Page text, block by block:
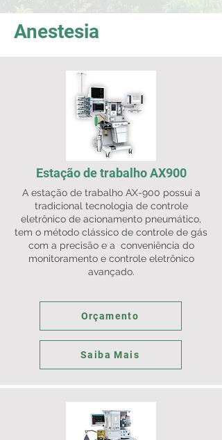
Anestesia
Estação de trabalho AX900
A estação de trabalho AX-900 possui a
tradicional tecnologia de controle
eletrônico de acionamento pneumático,
tem o método clássico de controle de gás
com a precisão e a conveniência do
monitoramento e controle eletrônico
avançado.
Orçamento
Saiba Mais